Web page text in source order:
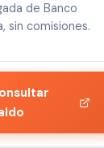
de Banco
sin comisiones.